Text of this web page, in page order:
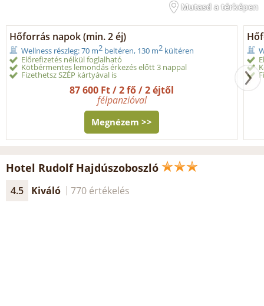
Mutasd a térképen
Hőforrás napok (min. 2 éj)
Wellness részleg: 70 m2 beltéren, 130 m2 kültéren
Előrefizetés nélkül foglalható
Kötbérmentes lemondás érkezés előtt 3 nappal
Fizethetsz SZÉP kártyával is
87 600 Ft / 2 fő / 2 éjtől
félpanzióval
Megnézem >>
Hotel Rudolf Hajdúszoboszló
4.5 Kiváló 770 értékelés